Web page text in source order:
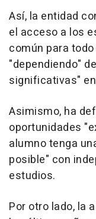
Así, la entidad
el acceso a los
común para
"dependiendo"
significativas"
Asimismo, ha
oportunidades
alumno tenga
posible" con
estudios.
Por otro lado, la